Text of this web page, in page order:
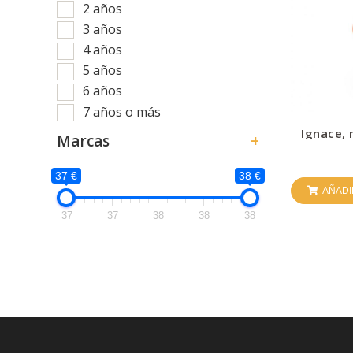
2 años
3 años
4 años
5 años
6 años
7 años o más
Marcas +
37 € 38 €
37 37 38 38 38
Ignace,